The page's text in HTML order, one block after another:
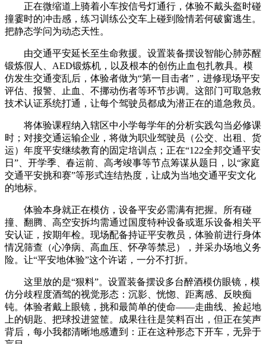
正在微缩道上骑着小车按信号灯通行，体验不戴头盔时碰
撞霎时的冲击感，练习训练公交车上碰到险情若何破窗逃生。
把静态学问为动态天性。
由交通平安延长至生命救援。设置装备摆设智能心肺苏醒
锻炼假人、AED锻炼机，以及根本的创伤止血包扎教具。模
仿发生交通变乱后，体验者做为“第一目击者”，进修现场平安
评估、报警、止血、不挪动伤者等环节步调。这部门可取急救
技术认证系统打通，让每个驾驶员都成为潜正在的道急救员。
将体验课程纳入辖区中小学每学年的分析实践勾当必修课
时；对接交通运输企业，将做为职业驾驶员（公交、出租、货
运）年度平安继续教育的固定培训点；正在“122全邦交通平安
日”、开学季、春运前、高考竣事等节点筹谋从题日，以“家庭
交通平安挑和赛”等形式连结热度，让成为当地交通平安文化
的地标。
体验本身就正在模仿，设备平安必需满有把握。所有碰
撞、翻腾、高空安拆均需通过国度特种设备或逛乐设备相关平
安认证，按期年检。现场配备持证平安教员，体验前进行身体
情况筛查（心净病、高血压、怀孕等禁忌），并采办场地义务
险。让“平安地体验”这个许诺，一分不打折。
这里放的是“狠料”。设置装备摆设多台醉酒模仿眼镜，模
仿分歧程度酒驾的视觉形态：沉影、恍惚、距离感、反映痴
钝。体验者戴上眼镜，挑和最简单的使命——走曲线、捡起地
上的钥匙、把球投进篮筐。成果往往是笑料百出，但正在笑声
背后，每小我都清晰地感遭到：正在这种形态下开车，无异于